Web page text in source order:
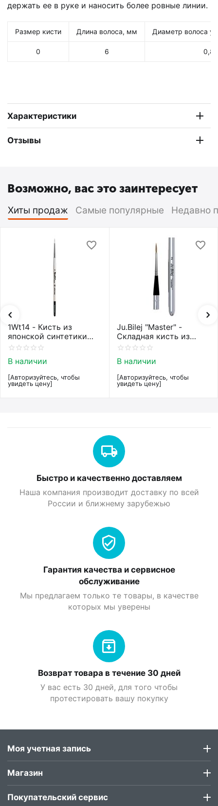
держать ее в руке и наносить более ровные линии.
Размер кисти Длина волоса, мм Диаметр волоса у
0 6 0,8
Характеристики
Отзывы
Возможно, вас это заинтересует
Хиты продаж Самые популярные Недавно
1Wt14 - Кисть из
японской синтетики
Roubloff restyle White
В наличии
[Авторизуйтесь, чтобы
увидеть цену]
Ju.Bilej "Master" -
Складная кисть из
колонка от Юлии Билей
В наличии
[Авторизуйтесь, чтобы
увидеть цену]
Быстро и качественно доставляем
Наша компания производит доставку по всей
России и ближнему зарубежью
Гарантия качества и сервисное
обслуживание
Мы предлагаем только те товары, в качестве
которых мы уверены
Возврат товара в течение 30 дней
У вас есть 30 дней, для того чтобы
протестировать вашу покупку
Моя учетная запись
Магазин
Покупательский сервис